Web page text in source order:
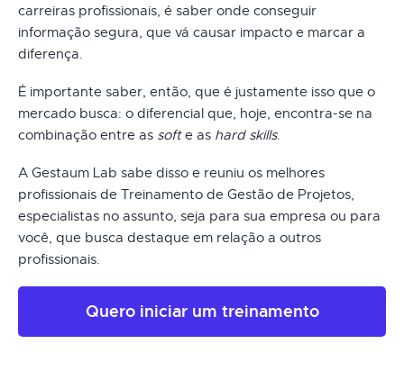
carreiras profissionais, é saber onde conseguir
informação segura, que vá causar impacto e marcar a
diferença.
É importante saber, então, que é justamente isso que o
mercado busca: o diferencial que, hoje, encontra-se na
combinação entre as softe as hard skills.
A Gestaum Lab sabe disso e reuniu os melhores
profissionais de Treinamento de Gestão de Projetos,
especialistas no assunto, seja para sua empresa ou para
você, que busca destaque em relação a outros
profissionais.
Quero iniciar um treinamento